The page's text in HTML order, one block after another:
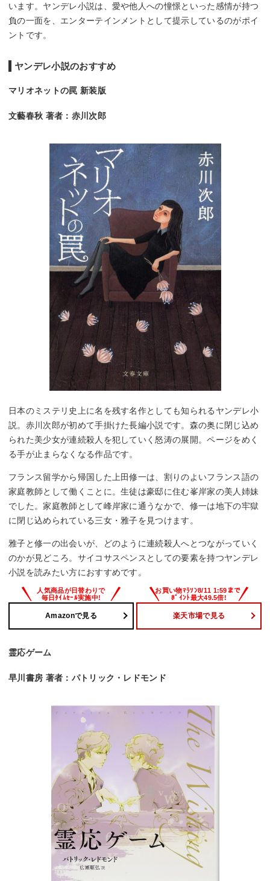
います。ヤンデレ小説は、愛や他人への憧憬といった感情が持つ
負の一面を、エンターテインメントとして提示しているのがポイ
ントです。
ヤンデレ小説のおすすめ
マリオネットの罠 新装版
文藝春秋 著者：赤川次郎
日本のミステリ史上に名を残す名作としても知られるヤンデレ小
説。赤川次郎が初めて手掛けた長編小説です。森の奥に閉じ込め
られた美少女が連続殺人を犯していく怒涛の展開。ページをめく
る手が止まらなくなる作品です。
フランス留学から帰国した上田修一は、割りのよいフランス語の
家庭教師として働くことに。生徒は豪邸に住む峯岸家の美人姉妹
でした。家庭教師として峰岸家に通うなかで、修一は地下の牢獄
に閉じ込められている三女・雅子を見つけます。
雅子と修一の出会いが、どのように連続殺人へとつながっていく
のかが見どころ。サイコサスペンスとしての要素を持つヤンデレ
小説を読みたい方におすすめです。
Amazonで見る 楽天市場で見る
霊応ゲーム
早川書房 著者：パトリック・レドモンド